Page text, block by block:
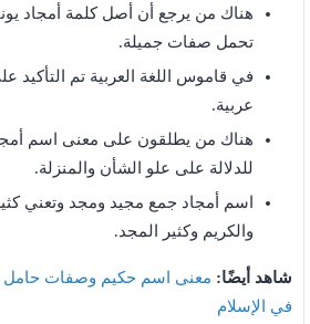
هناك من يرجع أن أصل كلمة أمجاد
تحمل صفات جميلة.
في قاموس اللغة العربية تم التأكيد
عربية.
هناك من يطلقون على معنى اسم
للدلالة على علو الشأن والمنزلة.
اسم أمجاد جمع مجيد ومجد وتعني
والكريم وكثير المجد.
شاهد أيضًا: معنى اسم حكيم وصفات حامل
في الإسلام